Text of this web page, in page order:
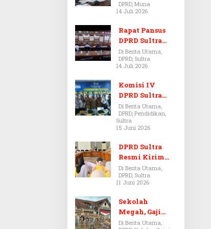
Dugaan Jual
Beli Tanah
Bermasalah di
Muna
DPRD, Muna
14 Juli 2026
Rapat Pansus
DPRD Sultra
Diskors Dua
Kali Akibat
Ketidakhadira
n Pj Sekda
Di Berita Utama,
DPRD, Sultra
14 Juli 2026
Komisi IV
DPRD Sultra
Kawal Hak
Guru,
Rencanakan
Pendidikan
Di Berita Utama,
DPRD, Pendidikan,
Sultra
15 Juni 2026
DPRD Sultra
Resmi Kirim
Aspirasi Tolak
Peraturan
BPOM No. 5
Tahun 2026 ke
Komisi IX DPR
Di Berita Utama,
DPRD, Sultra
11 Juni 2026
Sekolah
Megah, Gaji
Guru Berdarah-
Di Berita Utama,